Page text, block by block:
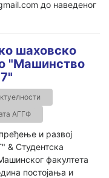
до наведеног
шаховско
"Машинство
АГГФ
и развој
& Студентска
факултета
постојања и